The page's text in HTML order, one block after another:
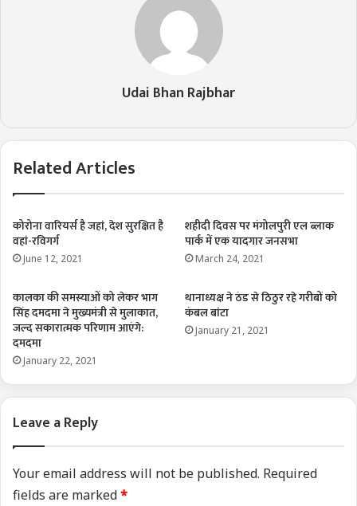
Udai Bhan Rajbhar
Related Articles
कोरोना वारियर्स है जहां, देश सुरक्षित है
वहां-रविगर्ग
June 12, 2021
शहीदी दिवस पर मंगोलपुरी एल ब्लाक
पार्क में एक यादगार जनसभा
March 24, 2021
कालका की समस्याओं को लेकर भाग
सिंह दमदमा ने मुख्यमंत्री से मुलाकात,
जल्द सकारात्मक परिणाम आएंगे:
दमदमा
January 22, 2021
थानाध्यक्ष ने ठंड से ठिठुर रहे गरीबों को
कंबल बांटा
January 21, 2021
Leave a Reply
Your email address will not be published. Required
fields are marked*